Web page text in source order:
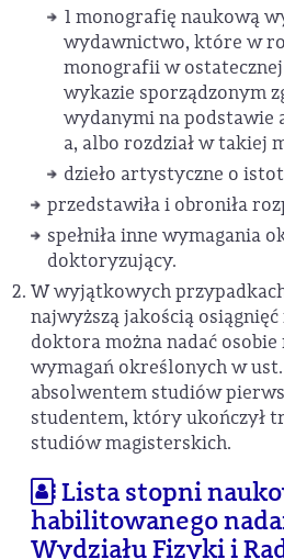
1 monografię naukową
wydawnictwo, które w
monografii w
wykazie sporządzonym
wydanymi na podstawie
a, albo rozdział w takiej
dzieło artystyczne o
przedstawiła i obroniła
spełniła inne wymagania
doktoryzujący.
W wyjątkowych
najwyższą jakością
doktora można nadać osobie
wymagań określonych w ust.
absolwentem studiów
studentem, który ukończył
studiów magisterskich.
Lista stopni
habilitowanego
Wydziału Fizyki i